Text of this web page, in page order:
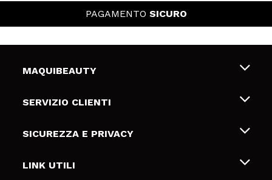
PAGAMENTO SICURO
MAQUIBEAUTY
Chi siamo
Gift Cards
SERVIZIO CLIENTI
Spedizioni & Resi
Metodi di pagamamento
SICUREZZA E PRIVACY
Termini e condizioni
LINK UTILI